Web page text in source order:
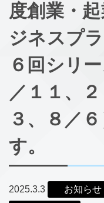
度創業・
ジネスプ
６回シリ
／１１、
３、８／
す。
2025.3.3 お知らせ